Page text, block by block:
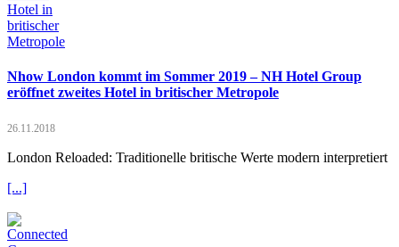
Nhow London kommt im Sommer 2019 – NH Hotel Group
eröffnet zweites Hotel in britischer Metropole
26.11.2018
London Reloaded: Traditionelle britische Werte modern interpretiert
[...]